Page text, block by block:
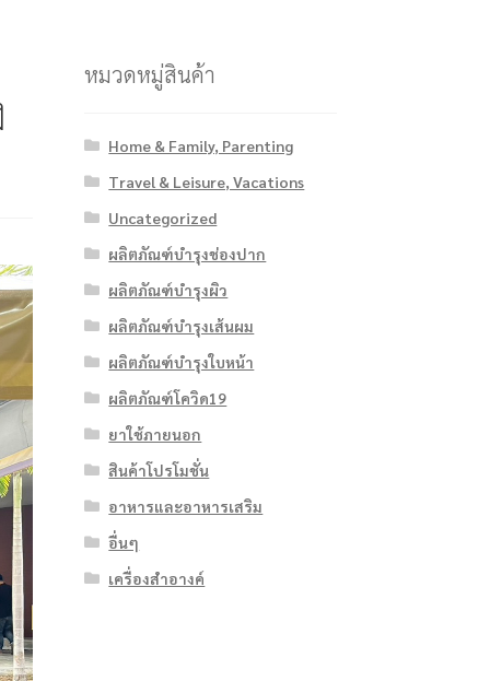
หมวดหมู่สินค้า
Home & Family, Parenting
Travel & Leisure, Vacations
Uncategorized
ผลิตภัณฑ์บำรุงช่องปาก
ผลิตภัณฑ์บำรุงผิว
ผลิตภัณฑ์บำรุงเส้นผม
ผลิตภัณฑ์บำรุงใบหน้า
ผลิตภัณฑ์โควิด19
ยาใช้ภายนอก
สินค้าโปรโมชั่น
อาหารและอาหารเสริม
อื่นๆ
เครื่องสำอางค์